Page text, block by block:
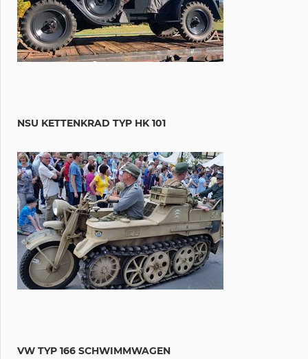
NSU KETTENKRAD TYP HK 101
VW TYP 166 SCHWIMMWAGEN